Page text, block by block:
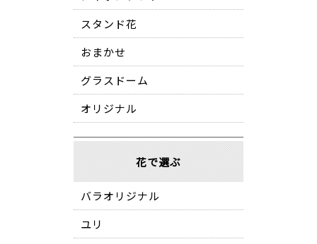
スタンド花
おまかせ
グラスドーム
オリジナル
花で選ぶ
バラオリジナル
ユリ